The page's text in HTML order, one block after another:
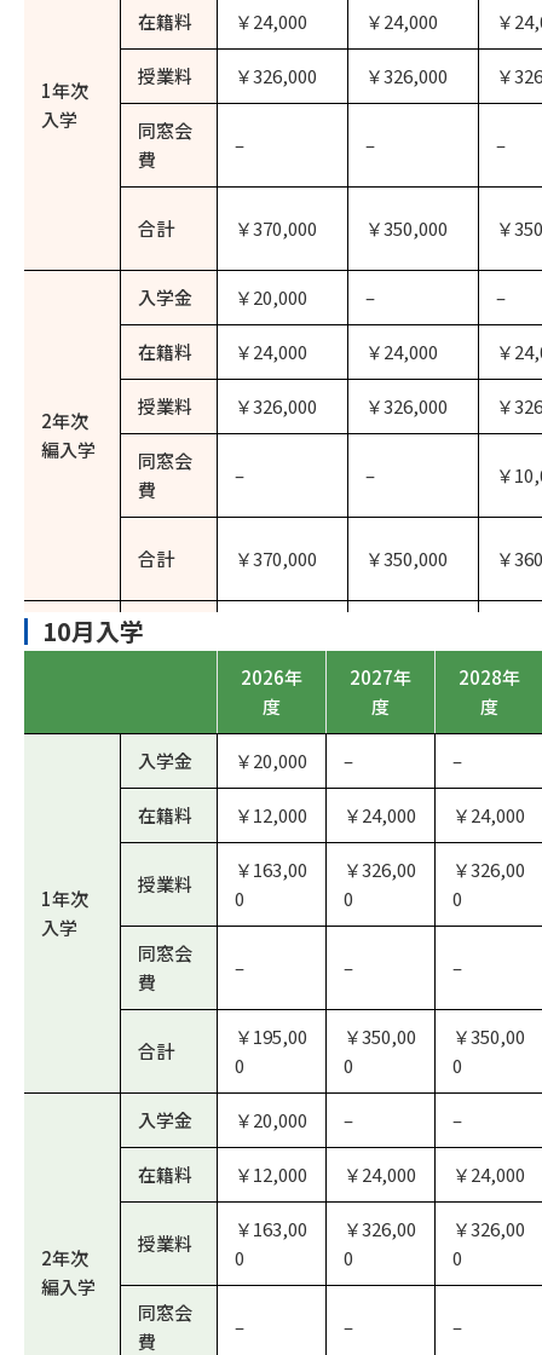
1年次
入学
在籍料 ￥24,000 ￥24,000 ￥
授業料 ￥326,000 ￥326,000 ￥
同窓会
費
– – –
合計 ￥370,000 ￥350,000 ￥
2年次
編入学
入学金 ￥20,000 – –
在籍料 ￥24,000 ￥24,000 ￥
授業料 ￥326,000 ￥326,000 ￥
同窓会
費
– – ￥
合計 ￥370,000 ￥350,000 ￥
3年次
入学金
￥24,000 ￥24,000
授業料 ￥326,000 ￥326,000
同窓会
費
– ￥10,000
合計 ￥370,000 ￥360,000
入学金 ￥20,000
在籍料
授業料 ￥326,000
同窓会
費
合計 ￥380,000
10月入学
2026年
度
2027年
度
2028年
度
1年次
入学
入学金 ￥20,000 – –
在籍料 ￥12,000 ￥24,000 ￥24,000
授業料
￥163,00
0
￥326,00
0
￥326,00
0
同窓会
費
– – –
合計
￥195,00
0
￥350,00
0
￥350,00
0
2年次
編入学
入学金 ￥20,000 – –
在籍料 ￥12,000 ￥24,000 ￥24,000
授業料
￥163,00
0
￥326,00
0
￥326,00
0
同窓会
費
– – –